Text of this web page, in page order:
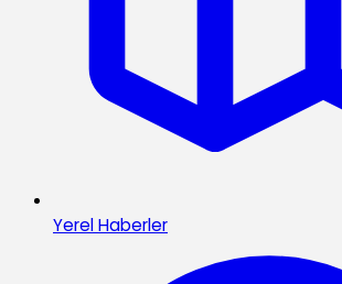
Yerel Haberler